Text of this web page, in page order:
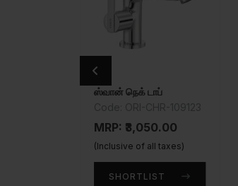
ஸ்வான் நெக் டாப்
MRP: ₹3,050.00
(Inclusive of all taxes)
SHORTLIST